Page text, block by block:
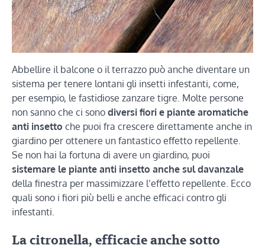
Abbellire il balcone o il terrazzo può anche diventare un
sistema per tenere lontani gli insetti infestanti, come,
per esempio, le fastidiose zanzare tigre. Molte persone
non sanno che ci sono diversi fiori e piante aromatiche
anti insetto che puoi fra crescere direttamente anche in
giardino per ottenere un fantastico effetto repellente.
Se non hai la fortuna di avere un giardino, puoi
sistemare le piante anti insetto anche sul davanzale
della finestra per massimizzare l’effetto repellente. Ecco
quali sono i fiori più belli e anche efficaci contro gli
infestanti.
La citronella, efficacie anche sotto